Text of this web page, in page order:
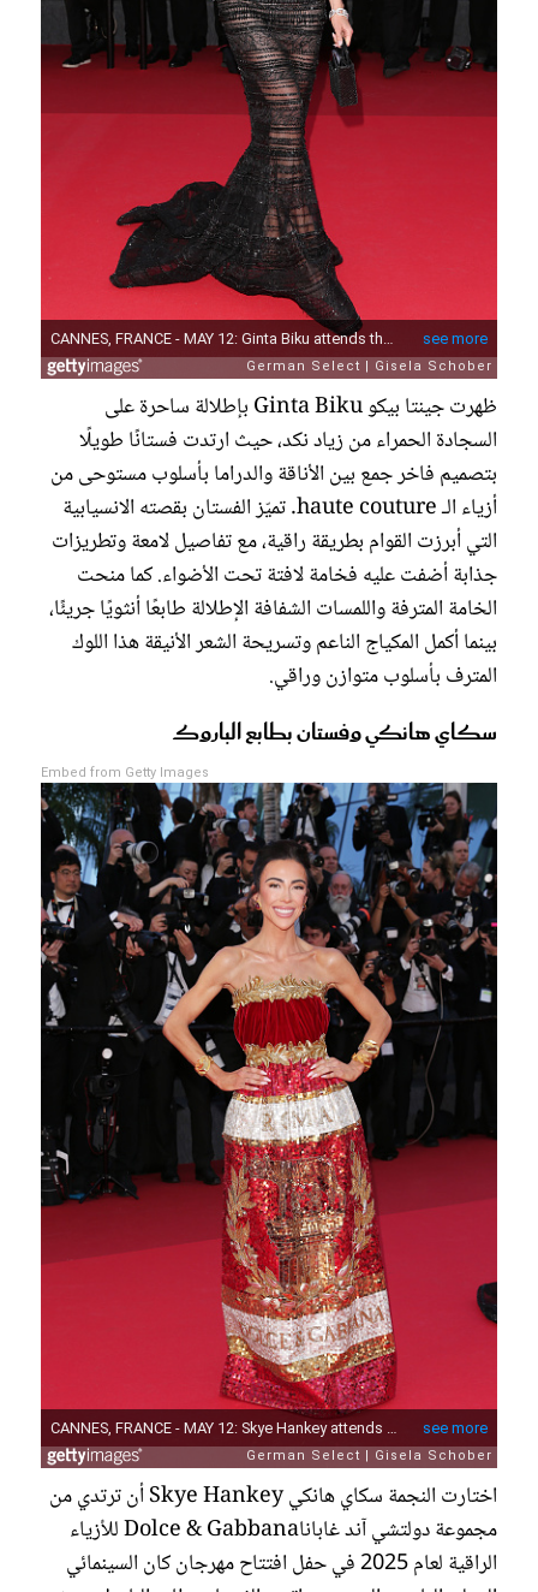
ظهرت جينتا بيكو Ginta Biku بإطلالة ساحرة على
السجادة الحمراء من زياد نكد، حيث ارتدت فستانًا طويلًا
بتصميم فاخر جمع بين الأناقة والدراما بأسلوب مستوحى من
أزياء الـ haute couture. تميّز الفستان بقصته الانسيابية
التي أبرزت القوام بطريقة راقية، مع تفاصيل لامعة وتطريزات
جذابة أضفت عليه فخامة لافتة تحت الأضواء. كما منحت
الخامة المترفة واللمسات الشفافة الإطلالة طابعًا أنثويًا جريئًا،
بينما أكمل المكياج الناعم وتسريحة الشعر الأنيقة هذا اللوك
المترف بأسلوب متوازن وراقي.
سكاي هانكي وفستان بطابع الباروك
Embed from Getty Images
اختارت النجمة سكاي هانكي Skye Hankey أن ترتدي من
مجموعة دولتشي آند غاباناDolce & Gabbana للأزياء
الراقية لعام 2025 في حفل افتتاح مهرجان كان السينمائي